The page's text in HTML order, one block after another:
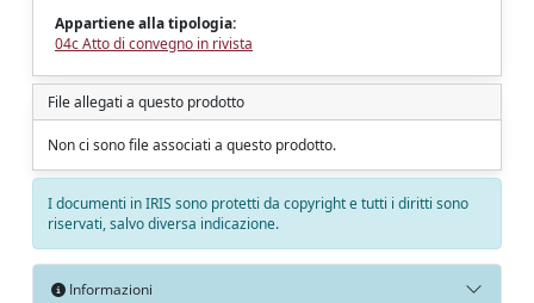
Appartiene alla tipologia:
04c Atto di convegno in rivista
File allegati a questo prodotto
Non ci sono file associati a questo prodotto.
I documenti in IRIS sono protetti da copyright e tutti i diritti sono
riservati, salvo diversa indicazione.
Informazioni